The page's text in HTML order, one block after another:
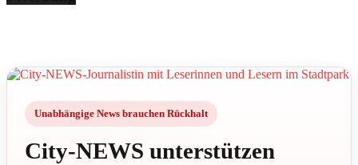
Unabhängige News brauchen Rückhalt
City-NEWS unterstützen